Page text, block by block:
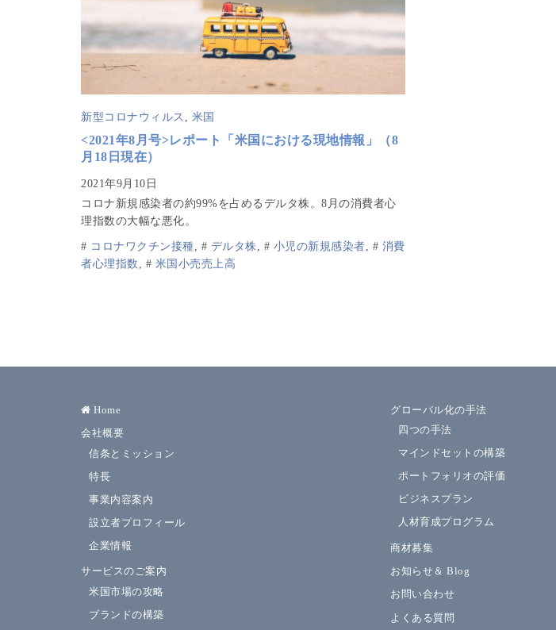
新型コロナウィルス , 米国
<2021年8月号>レポート「米国における現地情報」（8
月18日現在）
コロナ新規感染者の約99%を占めるデルタ株。8月の消費者心
理指数の大幅な悪化。
# コロナワクチン接種, # デルタ株, # 小児の新規感染者, # 消費
者心理指数 , # 米国小売売上高
Home
会社概要
信条とミッション
特長
事業内容案内
設立者プロフィール
企業情報
サービスのご案内
米国市場の攻略
ブランドの構築
グローバル化の手法
四つの手法
マインドセットの構築
ポートフォリオの評価
ビジネスプラン
人材育成プログラム
商材募集
お知らせ＆ Blog
お問い合わせ
よくある質問